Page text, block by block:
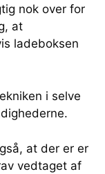
nok over for
at
ladeboksen
i selve
at der er er
vedtaget af